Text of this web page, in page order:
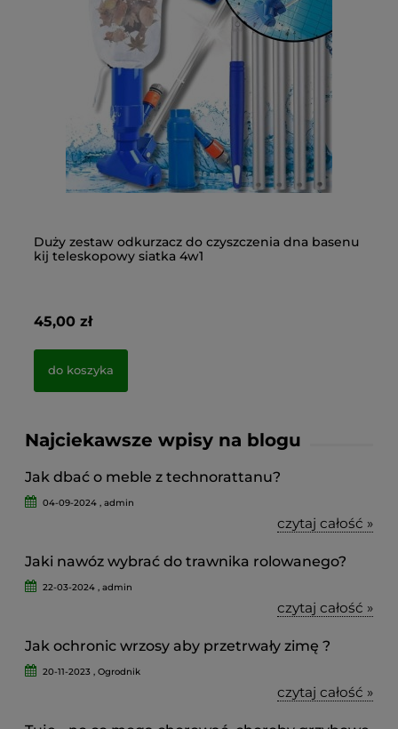
Duży zestaw odkurzacz do czyszczenia dna basenu
kij teleskopowy siatka 4w1
45,00 zł
do koszyka
Najciekawsze wpisy na blogu
Jak dbać o meble z technorattanu?
04-09-2024 , admin
czytaj całość »
Jaki nawóz wybrać do trawnika rolowanego?
22-03-2024 , admin
czytaj całość »
Jak ochronic wrzosy aby przetrwały zimę ?
20-11-2023 , Ogrodnik
czytaj całość »